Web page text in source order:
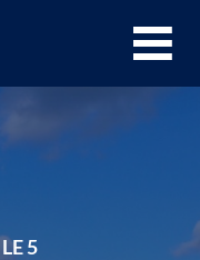
LE 5